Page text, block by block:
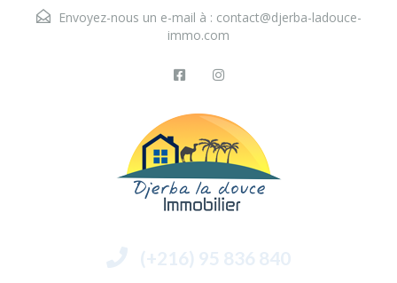
Envoyez-nous un e-mail à : contact@djerba-ladouce-
immo.com
(+216) 95 836 840